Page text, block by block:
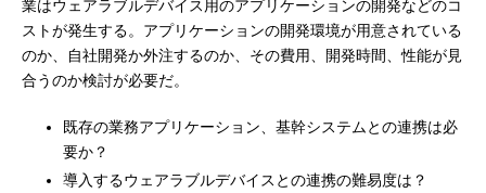
業はウェアラブルデバイス用のアプリケーションの開発などのコ
ストが発生する。アプリケーションの開発環境が用意されている
のか、自社開発か外注するのか、その費用、開発時間、性能が見
合うのか検討が必要だ。
既存の業務アプリケーション、基幹システムとの連携は必
要か？
導入するウェアラブルデバイスとの連携の難易度は？